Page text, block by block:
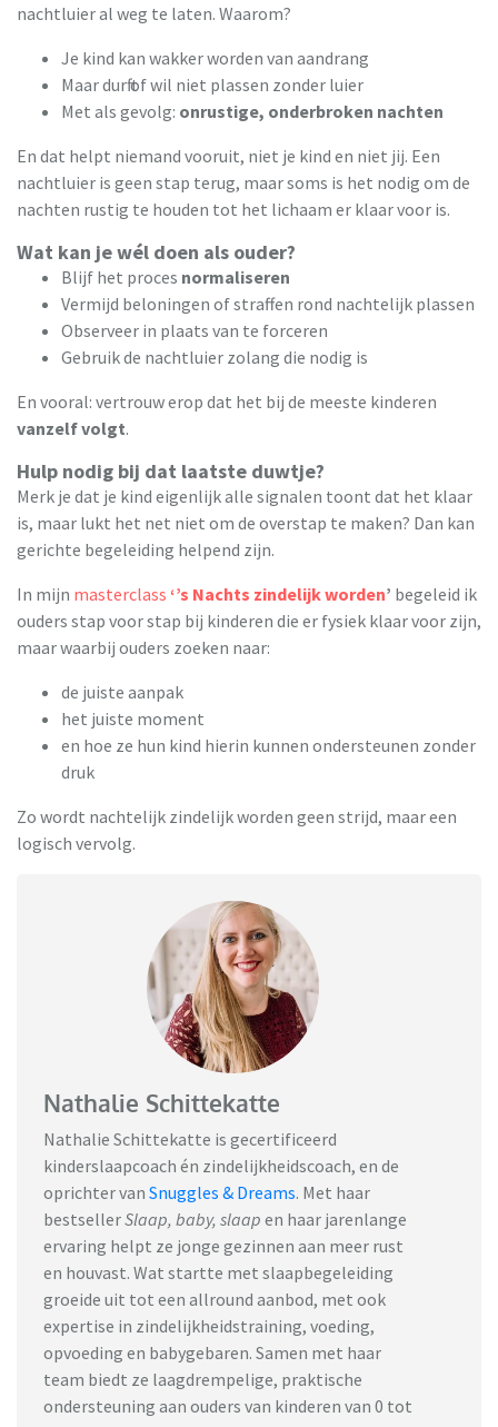
nachtluier al weg te laten. Waarom?
Je kind kan wakker worden van aandrang
Maar durft of wil niet plassen zonder luier
Met als gevolg: onrustige, onderbroken nachten
En dat helpt niemand vooruit, niet je kind en niet jij. Een
nachtluier is geen stap terug, maar soms is het nodig om de
nachten rustig te houden tot het lichaam er klaar voor is.
Wat kan je wél doen als ouder?
Blijf het proces normaliseren
Vermijd beloningen of straffen rond nachtelijk plassen
Observeer in plaats van te forceren
Gebruik de nachtluier zolang die nodig is
En vooral: vertrouw erop dat het bij de meeste kinderen
vanzelf volgt.
Hulp nodig bij dat laatste duwtje?
Merk je dat je kind eigenlijk alle signalen toont dat het klaar
is, maar lukt het net niet om de overstap te maken? Dan kan
gerichte begeleiding helpend zijn.
In mijn masterclass ‘’s Nachts zindelijk worden’ begeleid ik
ouders stap voor stap bij kinderen die er fysiek klaar voor zijn,
maar waarbij ouders zoeken naar:
de juiste aanpak
het juiste moment
en hoe ze hun kind hierin kunnen ondersteunen zonder
druk
Zo wordt nachtelijk zindelijk worden geen strijd, maar een
logisch vervolg.
Nathalie Schittekatte
Nathalie Schittekatte is gecertificeerd
kinderslaapcoach én zindelijkheidscoach, en de
oprichter van Snuggles & Dreams. Met haar
bestsellerSlaap, baby, slaap en haar jarenlange
ervaring helpt ze jonge gezinnen aan meer rust
en houvast. Wat startte met slaapbegeleiding
groeide uit tot een allround aanbod, met ook
expertise in zindelijkheidstraining, voeding,
opvoeding en babygebaren. Samen met haar
team biedt ze laagdrempelige, praktische
ondersteuning aan ouders van kinderen van 0 tot